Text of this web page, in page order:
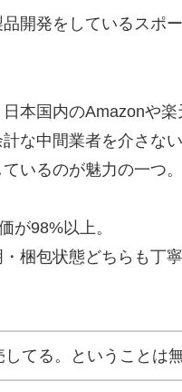
開発をしているスポ
本国内のAmazonや
な中間業者を介さな
いるのが魅力の一つ。
が98%以上。
梱包状態どちらも丁
てる。ということは無